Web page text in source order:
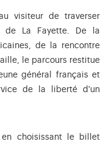
visiteur de traverser
de La Fayette. De la
de la rencontre
le parcours restitue
général français et
de la liberté d'un
choisissant le billet